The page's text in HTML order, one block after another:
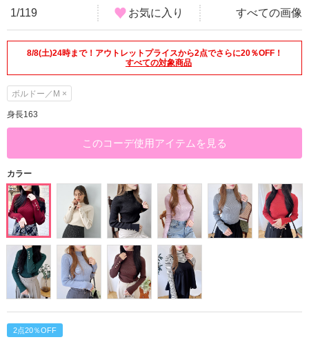
1/119 お気に入り すべての画像
8/8(土)24時まで！アウトレットプライスから2点でさらに20％OFF！
すべての対象商品
ボルドー／M ×
身長163
このコーデ使用アイテムを見る
カラー
2点20％OFF